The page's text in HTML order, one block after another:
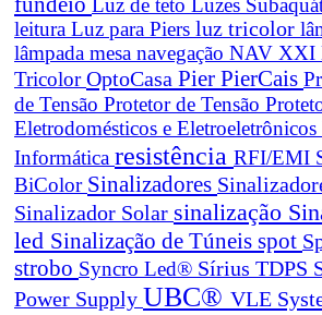
Luz de teto Luzes
leitura Luz para Piers luz tricolor
lâmpada mesa navegação NAV XXI
TricolorOptoCasa Pier PierCais
de Tensão Protetor de Tensão
Eletrodomésticos e Eletroeletrônicos
Informática resistência RFI/EMI
BiColor Sinalizadores
Sinalizador Solar sinalização
led Sinalização de Túneis spot
strobo Syncro Led® Sírius TDPS
Power Supply UBC® VLE